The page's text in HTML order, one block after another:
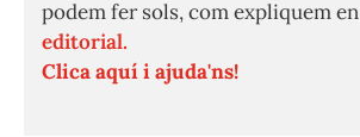
podem fer sols, com expliquem en
editorial.
Clica aquí i ajuda'ns!